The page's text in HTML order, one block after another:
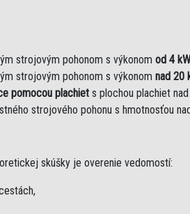
strojovým pohonom s výkonom od 4
strojovým pohonom s výkonom nad 20
pomocou plachiet s plochou plachiet
strojového pohonu s hmotnosťou
skúšky je overenie vedomostí: